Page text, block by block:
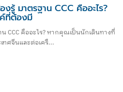
รู้ มาตรฐาน CCC คืออะไร?
ที่ต้องมี
? หากคุณเป็นนักเดินทางที่
ทศจีนและต่อเครื...